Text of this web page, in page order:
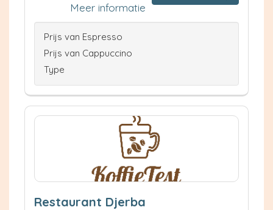
Meer informatie
Prijs van Espresso
Prijs van Cappuccino
Type
Restaurant Djerba